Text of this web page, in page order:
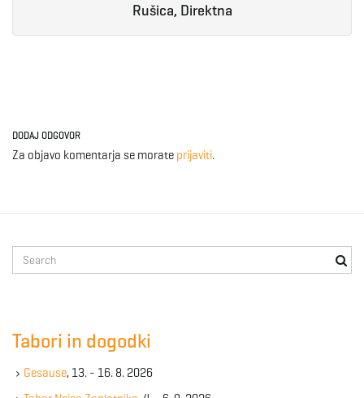
Rušica, Direktna
DODAJ ODGOVOR
Za objavo komentarja se morate prijaviti.
e
e
Tabori in dogodki
Gesause, 13. - 16. 8. 2026